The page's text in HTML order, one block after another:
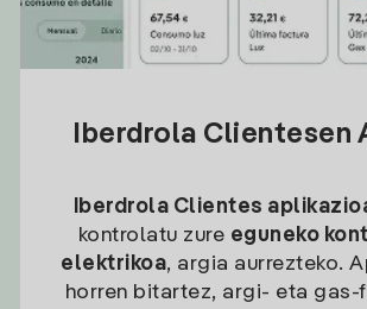
Iberdrola Clientesen
Iberdrola Clientes
kontrolatu zure eguneko
elektrikoa, argia aurrezteko.
horren bitartez, argi- eta gas-